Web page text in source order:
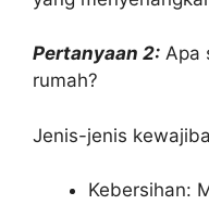
Pertanyaan 2: Apa
rumah?
Jenis-jenis
Kebersihan: